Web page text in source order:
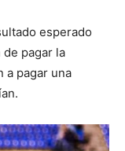
esperado
pagar la
a pagar una